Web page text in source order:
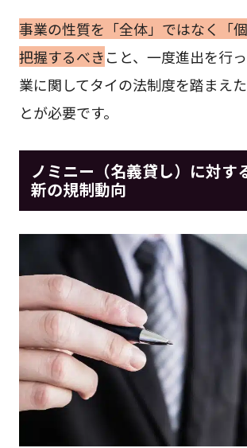
事業の性質を「全体」ではなく「
把握するべきこと、一度進出を行
業に関してタイの法制度を踏まえ
とが必要です。
ノミニー（名義貸し）に対す
新の規制動向